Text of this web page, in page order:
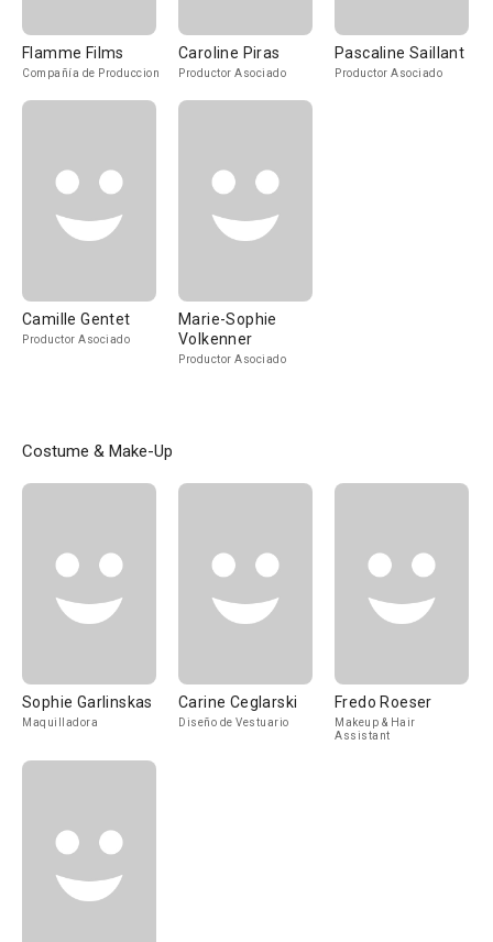
Flamme Films
Compañía de Produccion
Caroline Piras
Productor Asociado
Pascaline Saillant
Productor Asociado
Camille Gentet
Productor Asociado
Marie-Sophie
Volkenner
Productor Asociado
Costume & Make-Up
Sophie Garlinskas
Maquilladora
Carine Ceglarski
Diseño de Vestuario
Fredo Roeser
Makeup & Hair
Assistant